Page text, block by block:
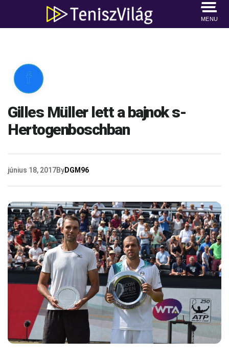
MENU

Gilles Müller lett a bajnok s-
Hertogenboschban
június 18, 2017ByDGM96